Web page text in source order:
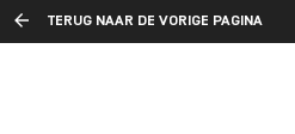
TERUG NAAR DE VORIGE PAGINA